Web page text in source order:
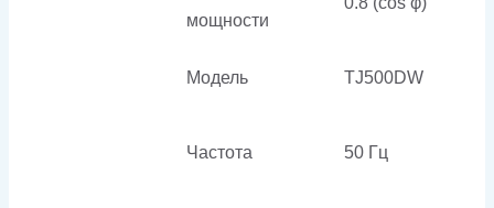
мощности
Модель TJ500DW
Частота 50 Гц